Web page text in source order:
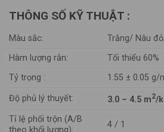
THÔNG SỐ KỸ THUẬT :
Màu sắc:
Trắng/ Nâu
Hàm lượng rắn:
Tối thiểu 60%
Tỷ trọng :
1.55 ± 0.05 g/
Độ phủ lý thuyết: 3.0 – 4.5 m2/
Tỉ lệ phối trộn (A/B
theo khối lượng):
4 / 1